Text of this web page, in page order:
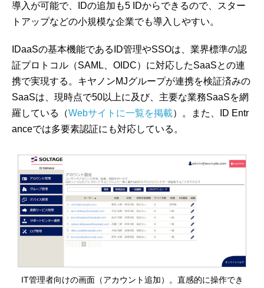
導入が可能で、IDの追加も5 IDからできるので、スター
トアップなどの小規模な企業でも導入しやすい。
IDaaSの基本機能であるID管理やSSOは、業界標準の認
証プロトコル（SAML、OIDC）に対応したSaaSとの連
携で実現する。キヤノンMJグループが連携を検証済みの
SaaSは、現時点で50以上に及び、主要な業務SaaSを網
羅している（Webサイトに一覧を掲載）。また、ID Entr
anceでは多要素認証にも対応している。
IT管理者向けの画面（アカウント追加）。直感的に操作でき